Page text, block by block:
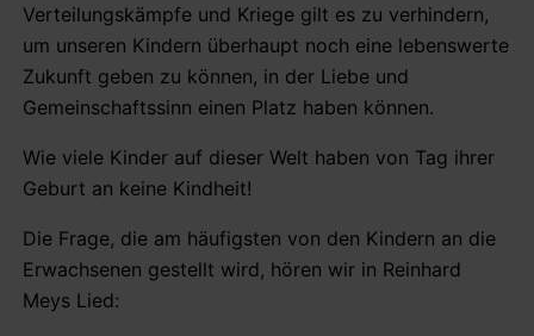
Verteilungskämpfe und Kriege gilt es zu verhindern,
um unseren Kindern überhaupt noch eine lebenswerte
Zukunft geben zu können, in der Liebe und
Gemeinschaftssinn einen Platz haben können.
Wie viele Kinder auf dieser Welt haben von Tag ihrer
Geburt an keine Kindheit!
Die Frage, die am häufigsten von den Kindern an die
Erwachsenen gestellt wird, hören wir in Reinhard
Meys Lied: